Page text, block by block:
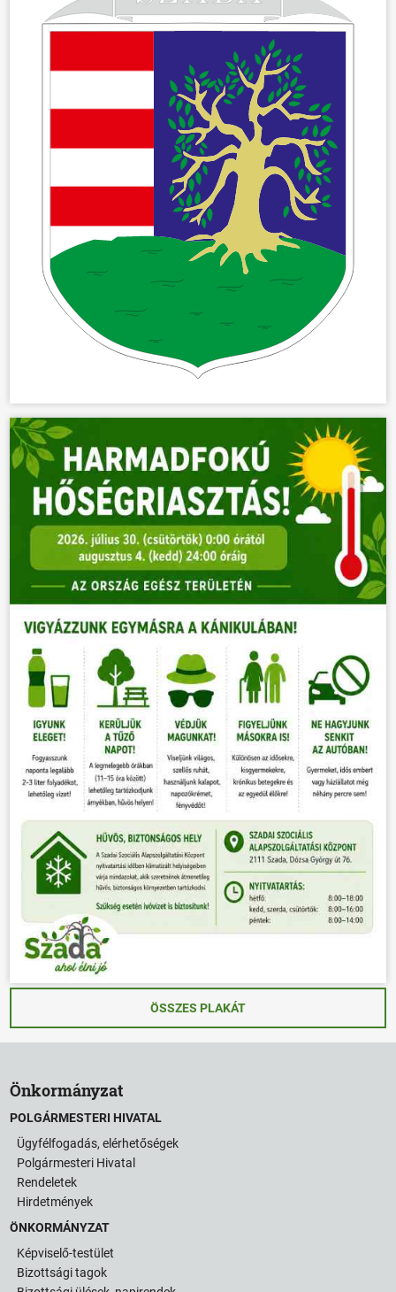
ÖNKORMÁNYZAT
ÜGYINTÉZÉS
KÖZÖSSÉG
HÍREK
VÁLASZTÁSOK
ÖSSZES PLAKÁT
Önkormányzat
POLGÁRMESTERI HIVATAL
Ügyfélfogadás, elérhetőségek
Polgármesteri Hivatal
Rendeletek
Hirdetmények
ÖNKORMÁNYZAT
Képviselő-testület
Bizottsági tagok